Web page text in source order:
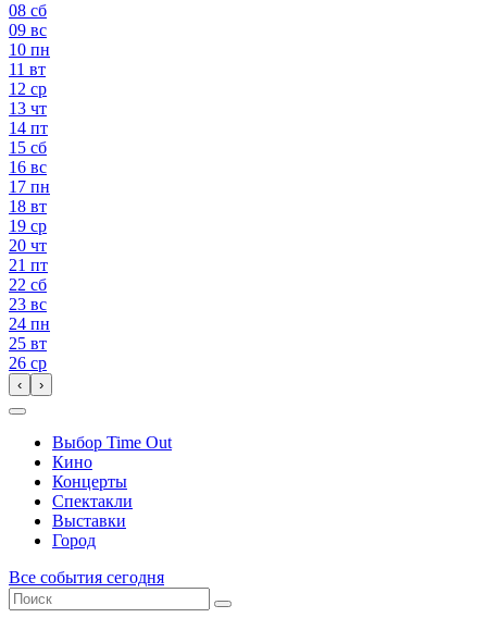
08 сб
09 вс
10 пн
11 вт
12 ср
13 чт
14 пт
15 сб
16 вс
17 пн
18 вт
19 ср
20 чт
21 пт
22 сб
23 вс
24 пн
25 вт
26 ср
‹ ›
Выбор Time Out
Кино
Концерты
Спектакли
Выставки
Город
Все события сегодня